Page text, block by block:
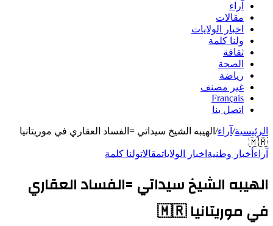
آراء
مقالات
اخبار الولايات
ولنا كلمة
ثقافة
الصحة
رياضة
غير مصنف
Français
اتصل بنا
الرئيسية/ آراء/ الهيبه الشيخ سيداتي =الفساد العقاري في موريتانيا
🇲🇷
آراء أخبار وطنية اخبار الولاياتمقالاتولنا كلمة
الهيبه الشيخ سيداتي =الفساد العقاري
في موريتانيا 🇲🇷